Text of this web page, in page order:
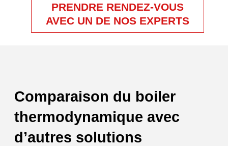
PRENDRE RENDEZ-VOUS
AVEC UN DE NOS EXPERTS
Comparaison du boiler
thermodynamique avec
d’autres solutions